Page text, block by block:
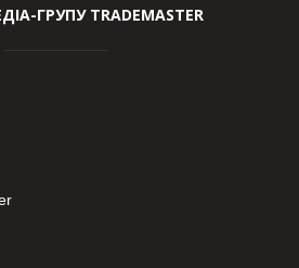
ГРУПУ TRADEMASTER